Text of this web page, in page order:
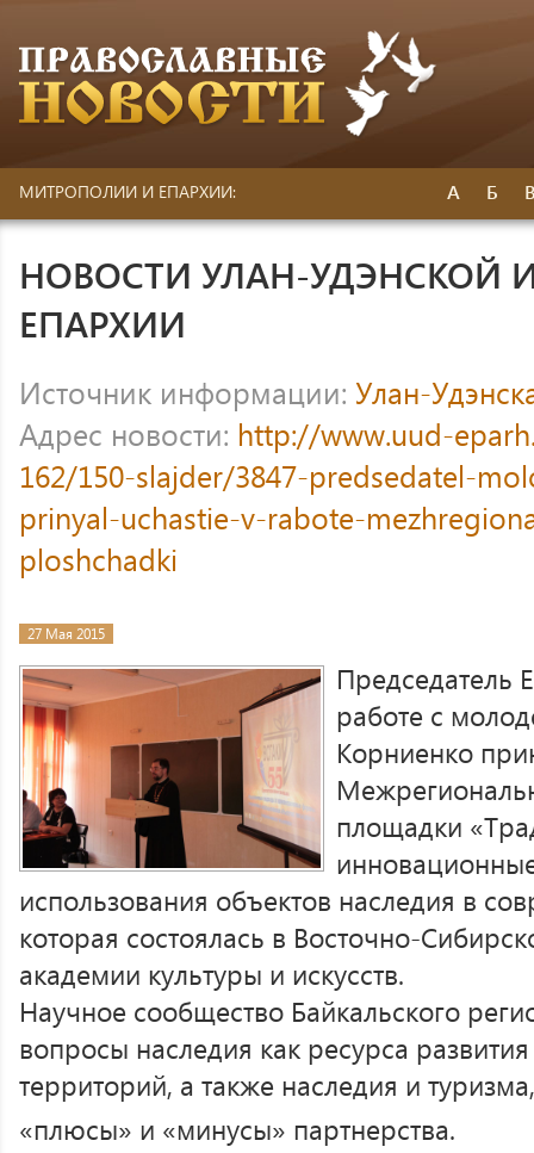
МИТРОПОЛИИ И ЕПАРХИИ: А Б
НОВОСТИ УЛАН-УДЭНСКОЙ
ЕПАРХИИ
Источник информации: Улан-
Адрес новости: http://www.uud-
162/150-slajder/3847-predsedatel-
prinyal-uchastie-v-rabote-
ploshchadki
27 Мая 2015
Председатель
работе с
Корниенко
площадки
использования объектов наследия в
которая состоялась в Восточно-
академии культуры и искусств.
Научное сообщество Байкальского
вопросы наследия как ресурса
территорий, а также наследия и туризма,
«плюсы» и «минусы» партнерства.